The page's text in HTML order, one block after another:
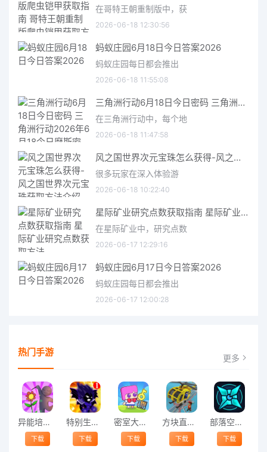
在哥特王朝重制版中，获
2026-06-18 12:30:56
蚂蚁庄园6月18日今日答案2026
蚂蚁庄园每日都会推出
2026-06-18 11:55:08
三角洲行动6月18日今日密码 三角洲行动2026年6月18今日摩斯密码分享
在三角洲行动中，每个地
2026-06-18 11:47:58
风之国世界次元宝珠怎么获得-风之国世界次元宝珠获取方法介绍
很多玩家在深入体验游
2026-06-18 10:22:40
星际矿业研究点数获取指南 星际矿业研究点数获取方法
在星际矿业中，研究点数
2026-06-17 12:29:16
蚂蚁庄园6月17日今日答案2026
蚂蚁庄园每日都会推出
2026-06-17 12:00:28
热门手游 更多
异能培训班最新版
下载
特别生气的火柴人游戏
下载
密室大营救手机版
下载
方块直升机中文版
下载
部落空闲游戏(tribal idle)
下载